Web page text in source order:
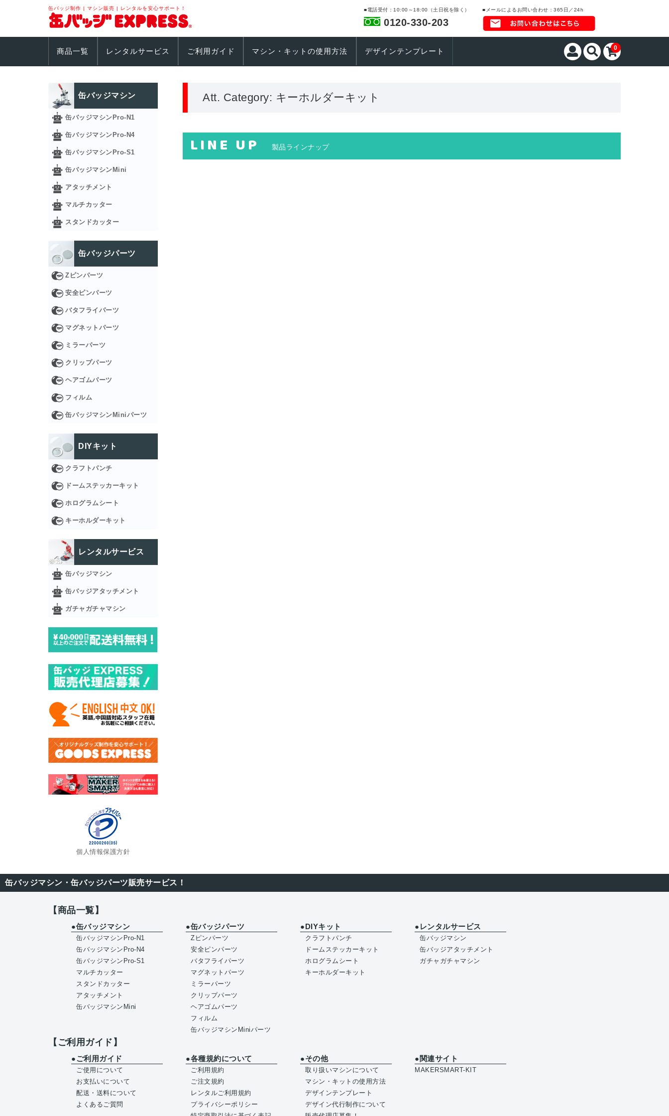
缶バッジ制作 | マシン販売 | レンタルを安心サポート！ ■メールによるお問い合わせ：365日／24h
■電話受付：10:00～18:00（土日祝を除く）
0120-330-203
0
商品一覧 レンタルサービス ご利用ガイド マシン・キットの使用方法 デザインテンプレート
Att. Category: キーホルダーキット
LINE UP 製品ラインナップ
缶バッジマシン
缶バッジマシンPro-N1
缶バッジマシンPro-N4
缶バッジマシンPro-S1
缶バッジマシンMini
アタッチメント
マルチカッター
スタンドカッター
缶バッジパーツ
Zピンパーツ
安全ピンパーツ
バタフライパーツ
マグネットパーツ
ミラーパーツ
クリップパーツ
ヘアゴムパーツ
フィルム
缶バッジマシンMiniパーツ
DIYキット
クラフトパンチ
ドームステッカーキット
ホログラムシート
キーホルダーキット
レンタルサービス
缶バッジマシン
缶バッジアタッチメント
ガチャガチャマシン
個人情報保護方針
缶バッジマシン・缶バッジパーツ販売サービス！
【商品一覧】
●缶バッジマシン
缶バッジマシンPro-N1
缶バッジマシンPro-N4
缶バッジマシンPro-S1
マルチカッター
スタンドカッター
アタッチメント
缶バッジマシンMini
●缶バッジパーツ
Zピンパーツ
安全ピンパーツ
バタフライパーツ
マグネットパーツ
ミラーパーツ
クリップパーツ
ヘアゴムパーツ
フィルム
缶バッジマシンMiniパーツ
●DIYキット
クラフトパンチ
ドームステッカーキット
ホログラムシート
キーホルダーキット
●レンタルサービス
缶バッジマシン
缶バッジアタッチメント
ガチャガチャマシン
【ご利用ガイド】
●ご利用ガイド
ご使用について
お支払いについて
配送・送料について
よくあるご質問
●各種規約について
ご利用規約
ご注文規約
レンタルご利用規約
プライバシーポリシー
●その他
取り扱いマシンについて
マシン・キットの使用方法
デザインテンプレート
デザイン代行制作について
●関連サイト
MAKERSMART-KIT